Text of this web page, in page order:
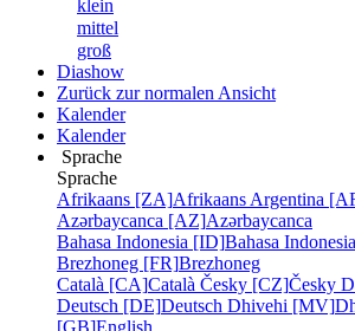
klein
mittel
groß
Diashow
Zurück zur normalen Ansicht
Kalender
Kalender
Sprache
Sprache
Afrikaans [ZA]Afrikaans Argentina
Azərbaycanca [AZ]Azərbaycanca
Bahasa Indonesia [ID]Bahasa Indonesia
Brezhoneg [FR]Brezhoneg
Català [CA]Català Česky [CZ]Česky
Deutsch [DE]Deutsch Dhivehi [MV]
[GB]English